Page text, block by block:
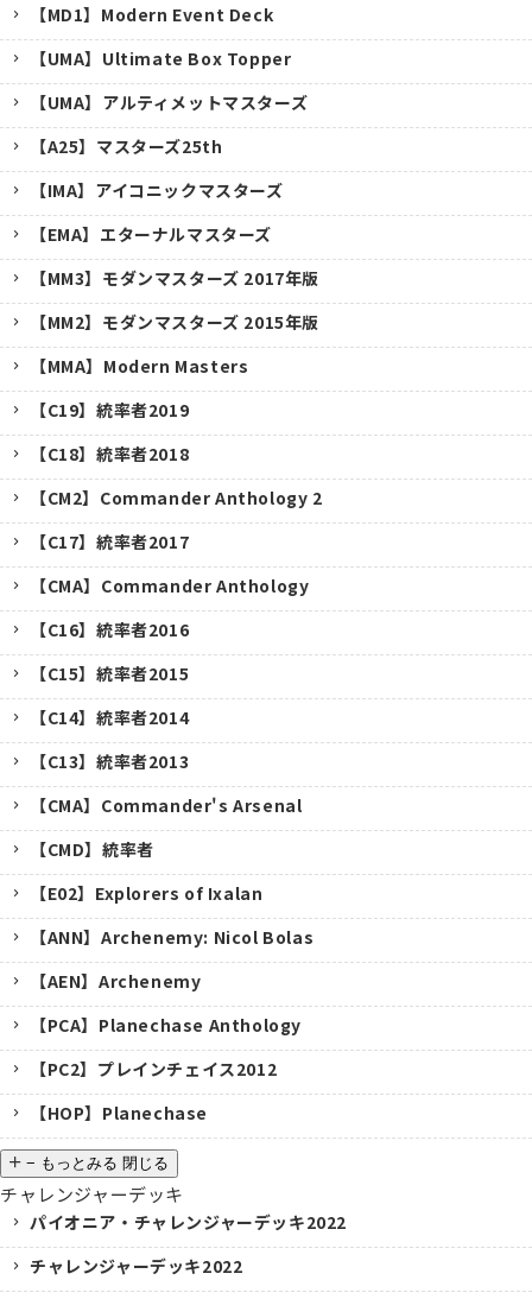
キャンセル
【MD1】Modern Event Deck
【UMA】Ultimate Box Topper
【UMA】アルティメットマスターズ
【A25】マスターズ25th
【IMA】アイコニックマスターズ
【EMA】エターナルマスターズ
【MM3】モダンマスターズ 2017年版
【MM2】モダンマスターズ 2015年版
【MMA】Modern Masters
【C19】統率者2019
【C18】統率者2018
【CM2】Commander Anthology 2
【C17】統率者2017
【CMA】Commander Anthology
【C16】統率者2016
【C15】統率者2015
【C14】統率者2014
【C13】統率者2013
【CMA】Commander's Arsenal
【CMD】統率者
【E02】Explorers of Ixalan
【ANN】Archenemy: Nicol Bolas
【AEN】Archenemy
【PCA】Planechase Anthology
【PC2】プレインチェイス2012
【HOP】Planechase
− もっとみる 閉じる
チャレンジャーデッキ
パイオニア・チャレンジャーデッキ2022
チャレンジャーデッキ2022